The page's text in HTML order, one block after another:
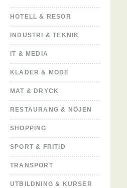
HOTELL & RESOR
INDUSTRI & TEKNIK
IT & MEDIA
KLÄDER & MODE
MAT & DRYCK
RESTAURANG & NÖJEN
SHOPPING
SPORT & FRITID
TRANSPORT
UTBILDNING & KURSER